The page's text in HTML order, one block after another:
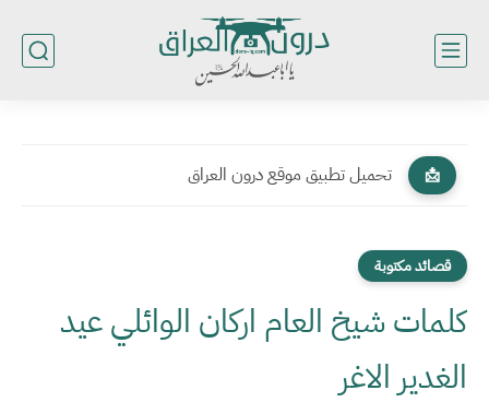
📩 تحميل تطبيق موقع درون العراق
قصائد مكتوبة
كلمات شيخ العام اركان الوائلي عيد
الغدير الاغر